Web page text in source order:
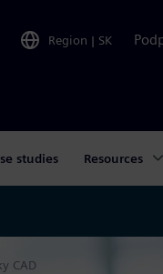
Region | SK
studies Resources
CAD